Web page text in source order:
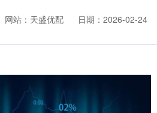
网站：天盛优配
日期：2026-02-24